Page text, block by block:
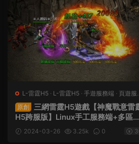
L-雷霆H5 · L-雷霆H5 · 手遊服務端 · 頁遊服
端
原創
三網雷霆H5遊戲【神魔戰意雷
H5跨服版】Linux手工服務端+多區跨
服+GM授權後台+視頻架設教程
2024-03-26 3.25k 0